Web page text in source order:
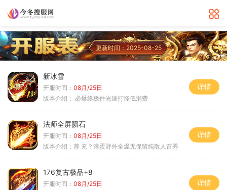
更新时间：2025-08-25
新冰雪
开服时间： 08月/25日
版本介绍： 必爆终极件光速打怪低消费
详情
法师全屏陨石
开服时间： 08月/25日
版本介绍： 荐 充？滚蛋野外全爆无保留纯散人首秀
详情
176复古极品+8
开服时间： 08月/25日
详情